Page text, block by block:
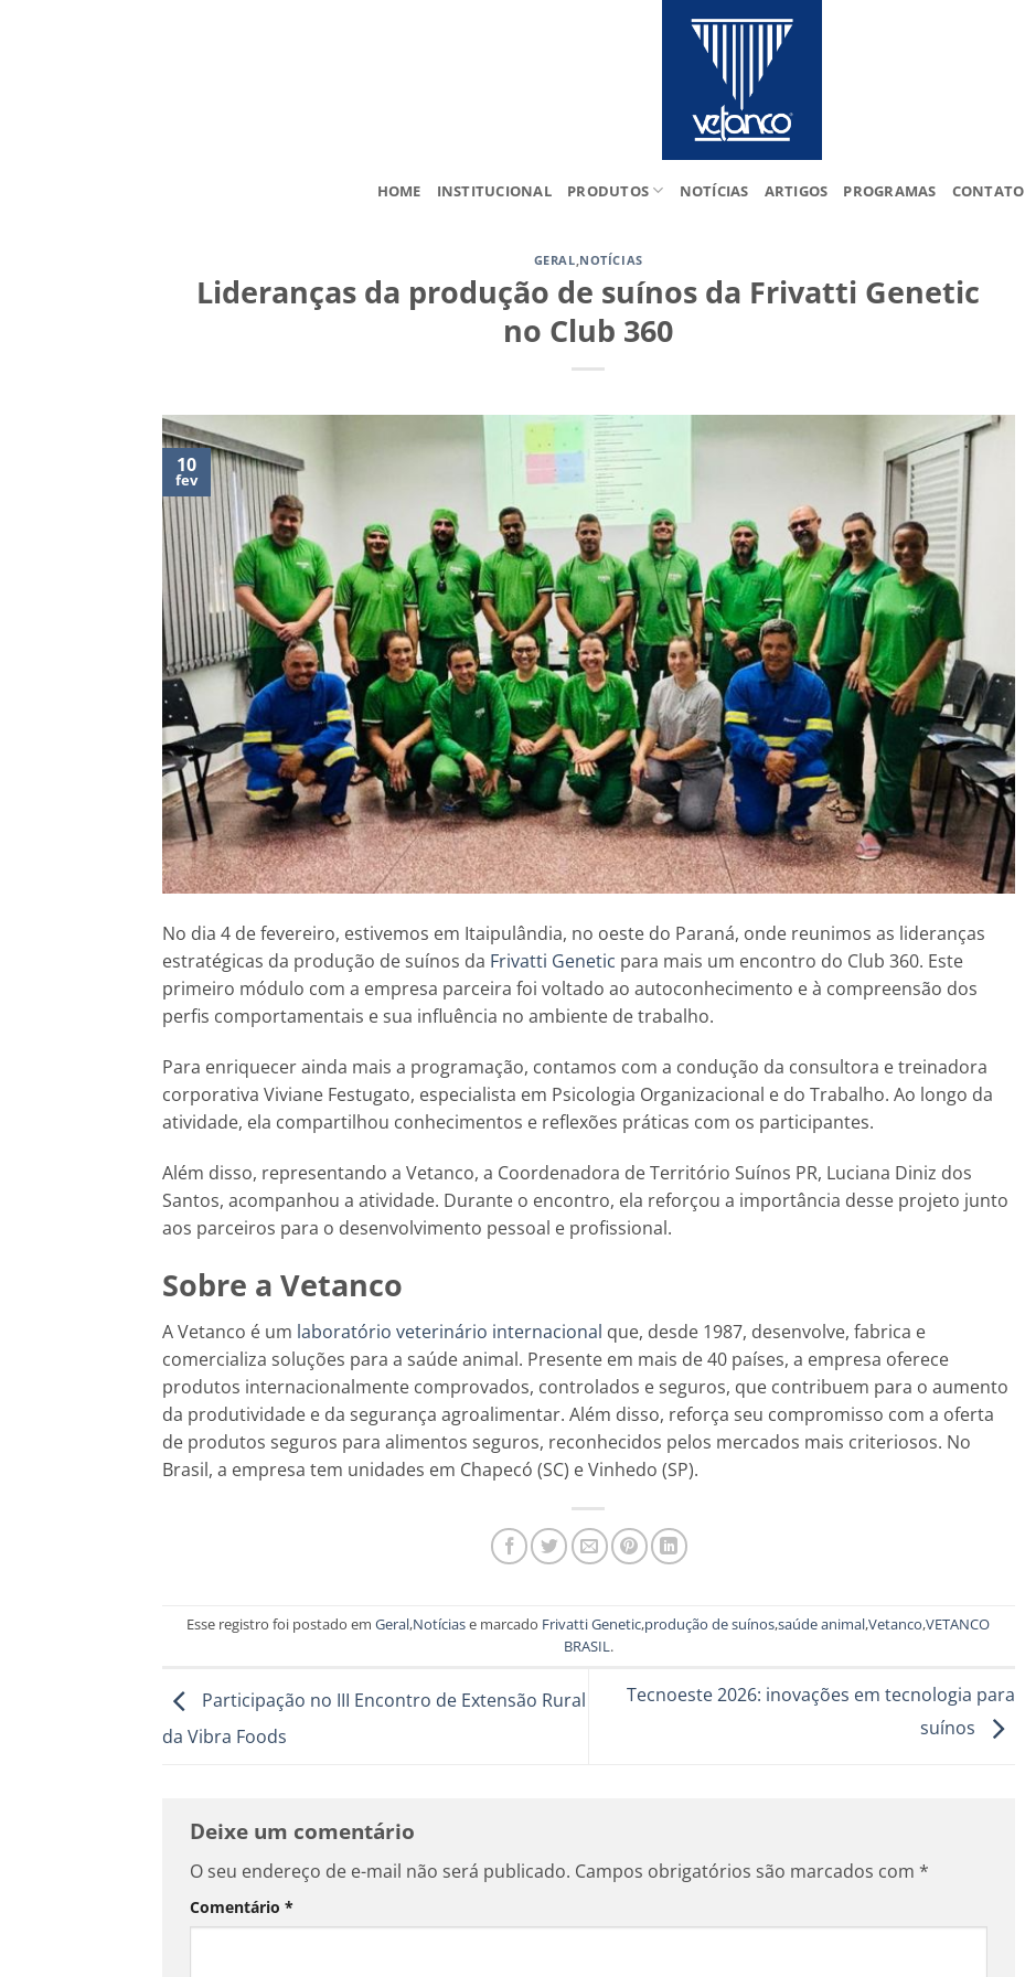
HOME INSTITUCIONAL PRODUTOS NOTÍCIAS ARTIGOS PROGRAMAS CONTATO
GERAL,NOTÍCIAS
Lideranças da produção de suínos da Frivatti Genetic
no Club 360
10
fev
No dia 4 de fevereiro, estivemos em Itaipulândia, no oeste do Paraná, onde reunimos as lideranças
estratégicas da produção de suínos da Frivatti Genetic para mais um encontro do Club 360. Este
primeiro módulo com a empresa parceira foi voltado ao autoconhecimento e à compreensão dos
perfis comportamentais e sua influência no ambiente de trabalho.
Para enriquecer ainda mais a programação, contamos com a condução da consultora e treinadora
corporativa Viviane Festugato, especialista em Psicologia Organizacional e do Trabalho. Ao longo da
atividade, ela compartilhou conhecimentos e reflexões práticas com os participantes.
Além disso, representando a Vetanco, a Coordenadora de Território Suínos PR, Luciana Diniz dos
Santos, acompanhou a atividade. Durante o encontro, ela reforçou a importância desse projeto junto
aos parceiros para o desenvolvimento pessoal e profissional.
Sobre a Vetanco
A Vetanco é um laboratório veterinário internacional que, desde 1987, desenvolve, fabrica e
comercializa soluções para a saúde animal. Presente em mais de 40 países, a empresa oferece
produtos internacionalmente comprovados, controlados e seguros, que contribuem para o aumento
da produtividade e da segurança agroalimentar. Além disso, reforça seu compromisso com a oferta
de produtos seguros para alimentos seguros, reconhecidos pelos mercados mais criteriosos. No
Brasil, a empresa tem unidades em Chapecó (SC) e Vinhedo (SP).
Esse registro foi postado emGeral,Notíciase marcado Frivatti Genetic,produção de suínos,saúde animal,Vetanco,VETANCO
BRASIL.
Participação no III Encontro de Extensão Rural
da Vibra Foods
Tecnoeste 2026: inovações em tecnologia para
suínos
Deixe um comentário
O seu endereço de e-mail não será publicado. Campos obrigatórios são marcados com *
Comentário *